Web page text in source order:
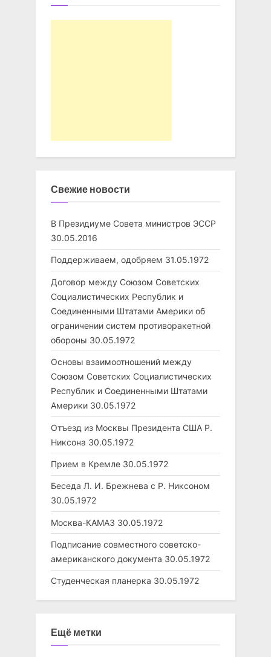
Свежие новости
В Президиуме Совета министров ЭССР
30.05.2016
Поддерживаем, одобряем 31.05.1972
Договор между Союзом Советских
Социалистических Республик и
Соединенными Штатами Америки об
ограничении систем противоракетной
обороны 30.05.1972
Основы взаимоотношений между
Союзом Советских Социалистических
Республик и Соединенными Штатами
Америки 30.05.1972
Отъезд из Москвы Президента США Р.
Никсона 30.05.1972
Прием в Кремле 30.05.1972
Беседа Л. И. Брежнева с Р. Никсоном
30.05.1972
Москва-КАМАЗ 30.05.1972
Подписание совместного советско-
американского документа 30.05.1972
Студенческая планерка 30.05.1972
Ещё метки